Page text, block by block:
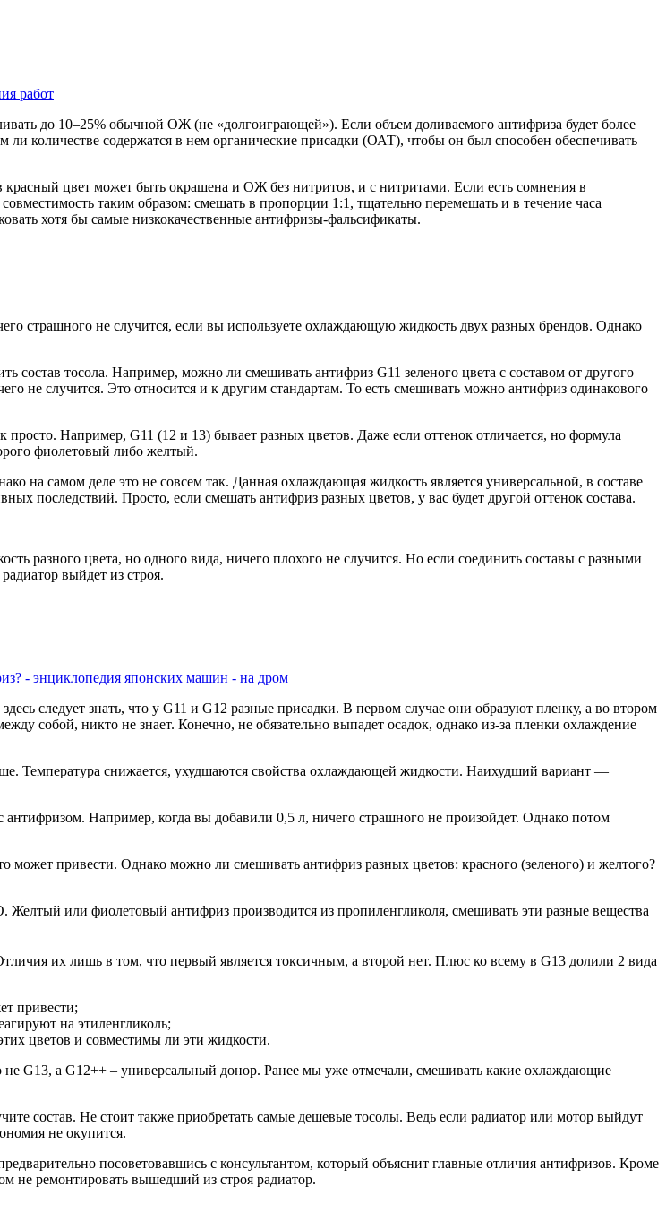
работ
до 10–25% обычной ОЖ (не «долгоиграющей»). Если объем доливаемого антифриза будет более
количестве содержатся в нем органические присадки (ОАТ), чтобы он был способен обеспечивать
цвет может быть окрашена и ОЖ без нитритов, и с нитритами. Если есть сомнения в
таким образом: смешать в пропорции 1:1, тщательно перемешать и в течение часа
хотя бы самые низкокачественные антифризы-фальсификаты.
страшного не случится, если вы используете охлаждающую жидкость двух разных брендов. Однако
состав тосола. Например, можно ли смешивать антифриз G11 зеленого цвета с составом от другого
не случится. Это относится и к другим стандартам. То есть смешивать можно антифриз одинакового
просто. Например, G11 (12 и 13) бывает разных цветов. Даже если оттенок отличается, но формула
фиолетовый либо желтый.
на самом деле это не совсем так. Данная охлаждающая жидкость является универсальной, в составе
последствий. Просто, если смешать антифриз разных цветов, у вас будет другой оттенок состава.
разного цвета, но одного вида, ничего плохого не случится. Но если соединить составы с разными
выйдет из строя.
- энциклопедия японских машин - на дром
следует знать, что у G11 и G12 разные присадки. В первом случае они образуют пленку, а во втором
собой, никто не знает. Конечно, не обязательно выпадет осадок, однако из-за пленки охлаждение
Температура снижается, ухудшаются свойства охлаждающей жидкости. Наихудший вариант —
антифризом. Например, когда вы добавили 0,5 л, ничего страшного не произойдет. Однако потом
может привести. Однако можно ли смешивать антифриз разных цветов: красного (зеленого) и желтого?
Желтый или фиолетовый антифриз производится из пропиленгликоля, смешивать эти разные вещества
их лишь в том, что первый является токсичным, а второй нет. Плюс ко всему в G13 долили 2 вида
привести;
на этиленгликоль;
цветов и совместимы ли эти жидкости.
G13, а G12++ – универсальный донор. Ранее мы уже отмечали, смешивать какие охлаждающие
состав. Не стоит также приобретать самые дешевые тосолы. Ведь если радиатор или мотор выйдут
не окупится.
посоветовавшись с консультантом, который объяснит главные отличия антифризов. Кроме
не ремонтировать вышедший из строя радиатор.